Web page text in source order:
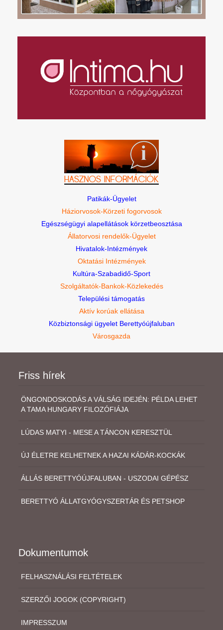
Patikák-Ügyelet
Háziorvosok-Körzeti fogorvosok
Egészségügyi alapellátások körzetbeosztása
Állatorvosi rendelők-Ügyelet
Hivatalok-Intézmények
Oktatási Intézmények
Kultúra-Szabadidő-Sport
Szolgáltatók-Bankok-Közlekedés
Települési támogatás
Aktív korúak ellátása
Közbiztonsági ügyelet Berettyóújfaluban
Városgazda
Friss hírek
ÖNGONDOSKODÁS A VÁLSÁG IDEJÉN: PÉLDA LEHET
A TAMA HUNGARY FILOZÓFIÁJA
LÚDAS MATYI - MESE A TÁNCON KERESZTÜL
ÚJ ÉLETRE KELHETNEK A HAZAI KÁDÁR-KOCKÁK
ÁLLÁS BERETTYÓÚJFALUBAN - USZODAI GÉPÉSZ
BERETTYÓ ÁLLATGYÓGYSZERTÁR ÉS PETSHOP
Dokumentumok
FELHASZNÁLÁSI FELTÉTELEK
SZERZŐI JOGOK (COPYRIGHT)
IMPRESSZUM